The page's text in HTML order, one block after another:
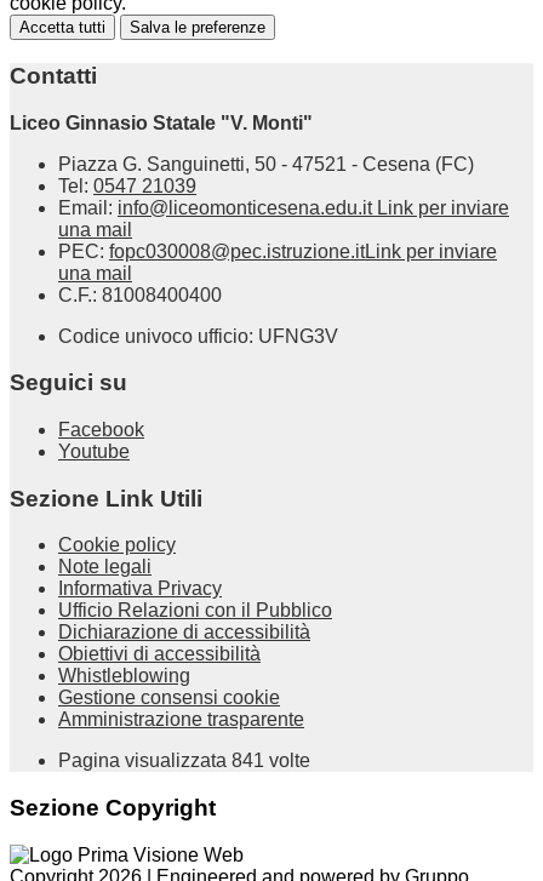
Accetta tutti Salva le preferenze
Contatti
Liceo Ginnasio Statale "V. Monti"
Piazza G. Sanguinetti, 50 - 47521 - Cesena (FC)
Tel: 0547 21039
Email: info@liceomonticesena.edu.it Link per inviare
una mail
PEC: fopc030008@pec.istruzione.itLink per inviare
una mail
C.F.: 81008400400
Codice univoco ufficio: UFNG3V
Seguici su
Facebook
Youtube
Sezione Link Utili
Cookie policy
Note legali
Informativa Privacy
Ufficio Relazioni con il Pubblico
Dichiarazione di accessibilità
Obiettivi di accessibilità
Whistleblowing
Gestione consensi cookie
Amministrazione trasparente
Pagina visualizzata 841 volte
Sezione Copyright
Copyright 2026 | Engineered and powered by Gruppo